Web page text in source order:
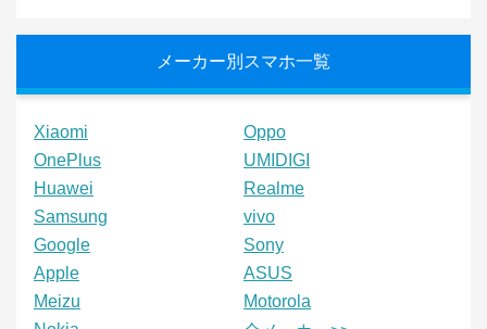
メーカー別スマホ一覧
Xiaomi
Oppo
OnePlus
UMIDIGI
Huawei
Realme
Samsung
vivo
Google
Sony
Apple
ASUS
Meizu
Motorola